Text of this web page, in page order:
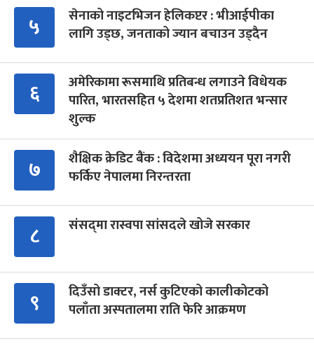
५
सेनाको नाइटभिजन हेलिकप्टर : भीआईपीका
लागि उड्छ, जनताको ज्यान बचाउन उड्दैन
६
अमेरिकामा रूसमाथि प्रतिबन्ध लगाउने विधेयक
पारित, भारतसहित ५ देशमा शतप्रतिशत भन्सार
शुल्क
७
शैक्षिक क्रेडिट बैंक : विदेशमा अध्ययन पूरा नगरी
फर्किए नेपालमा निरन्तरता
८ संसद्‍मा रास्वपा सांसदले खोजे सरकार
९
दिउँसो डाक्टर, नर्स कुटिएको कालीकोटको
पलाँता अस्पतालमा राति फेरि आक्रमण